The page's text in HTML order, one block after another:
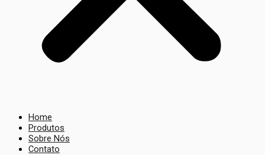
Home
Produtos
Sobre Nós
Contato